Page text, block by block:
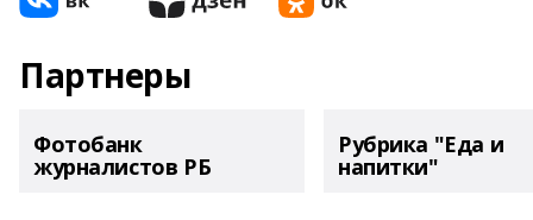
Партнеры
Фотобанк
журналистов РБ
Рубрика "Еда и
напитки"